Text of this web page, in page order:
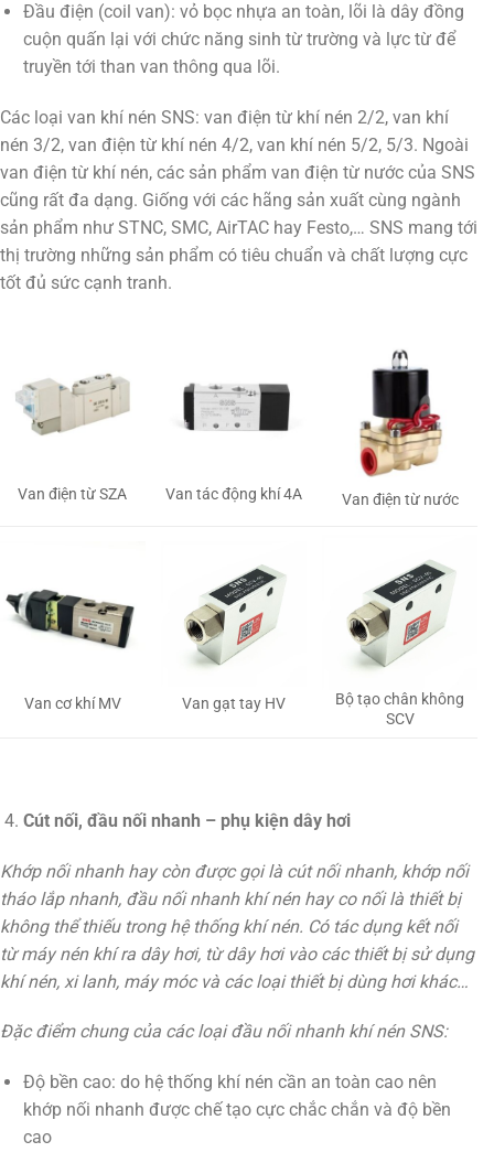
Đầu điện (coil van): vỏ bọc nhựa an toàn, lõi là dây đồng
cuộn quấn lại với chức năng sinh từ trường và lực từ để
truyền tới than van thông qua lõi.
Các loại van khí nén SNS: van điện từ khí nén 2/2, van khí
nén 3/2, van điện từ khí nén 4/2, van khí nén 5/2, 5/3. Ngoài
van điện từ khí nén, các sản phẩm van điện từ nước của SNS
cũng rất đa dạng. Giống với các hãng sản xuất cùng ngành
sản phẩm như STNC, SMC, AirTAC hay Festo,… SNS mang tới
thị trường những sản phẩm có tiêu chuẩn và chất lượng cực
tốt đủ sức cạnh tranh.
Van điện từ SZA Van tác động khí 4A Van điện từ nước
Van cơ khí MV Van gạt tay HV
Bộ tạo chân không
SCV
Cút nối, đầu nối nhanh – phụ kiện dây hơi
Khớp nối nhanh hay còn được gọi là cút nối nhanh, khớp nối
tháo lắp nhanh, đầu nối nhanh khí nén hay co nối là thiết bị
không thể thiếu trong hệ thống khí nén. Có tác dụng kết nối
từ máy nén khí ra dây hơi, từ dây hơi vào các thiết bị sử dụng
khí nén, xi lanh, máy móc và các loại thiết bị dùng hơi khác…
Đặc điểm chung của các loại đầu nối nhanh khí nén SNS:
Độ bền cao: do hệ thống khí nén cần an toàn cao nên
khớp nối nhanh được chế tạo cực chắc chắn và độ bền
cao